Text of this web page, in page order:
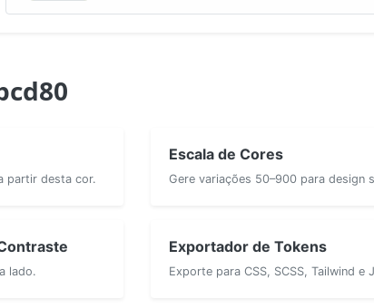
partir desta cor.
Escala de Cores
Gere variações 50–900 para design
lado.
Exportador de Tokens
Exporte para CSS, SCSS, Tailwind e